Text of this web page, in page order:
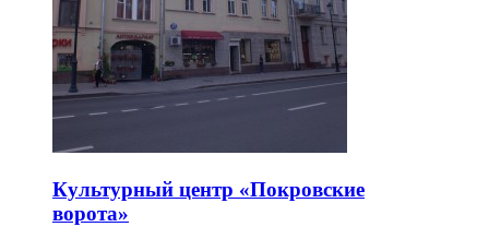
Культурный центр «Покровские
ворота»